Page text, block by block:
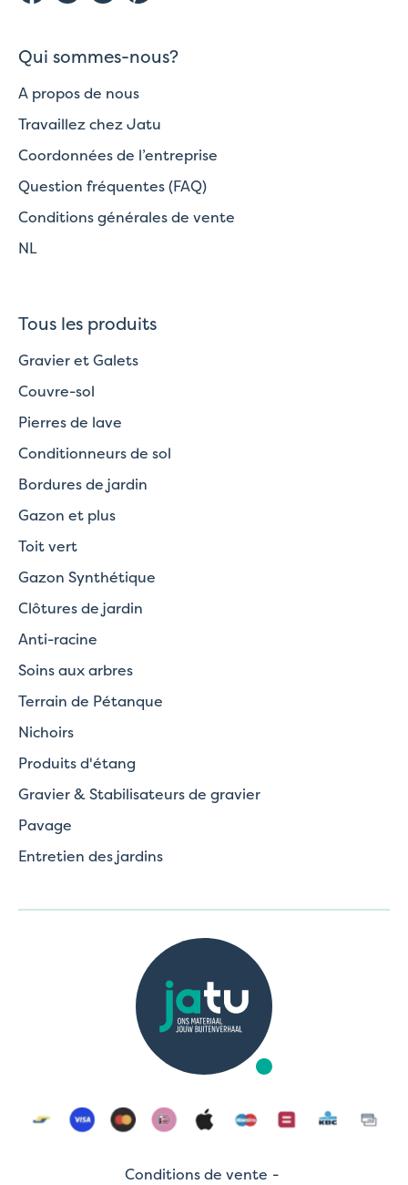
Qui sommes-nous?
A propos de nous
Travaillez chez Jatu
Coordonnées de l’entreprise
Question fréquentes (FAQ)
Conditions générales de vente
NL
Tous les produits
Gravier et Galets
Couvre-sol
Pierres de lave
Conditionneurs de sol
Bordures de jardin
Gazon et plus
Toit vert
Gazon Synthétique
Clôtures de jardin
Anti-racine
Soins aux arbres
Terrain de Pétanque
Nichoirs
Produits d'étang
Gravier & Stabilisateurs de gravier
Pavage
Entretien des jardins
Conditions de vente